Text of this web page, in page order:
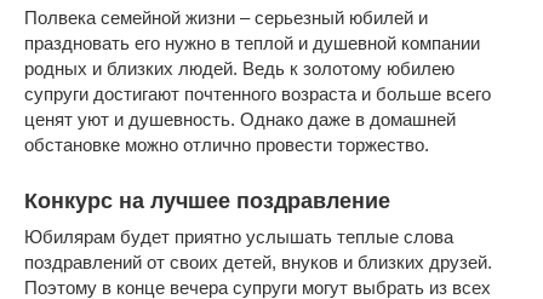
Полвека семейной жизни – серьезный юбилей и
праздновать его нужно в теплой и душевной компании
родных и близких людей. Ведь к золотому юбилею
супруги достигают почтенного возраста и больше всего
ценят уют и душевность. Однако даже в домашней
обстановке можно отлично провести торжество.
Конкурс на лучшее поздравление
Юбилярам будет приятно услышать теплые слова
поздравлений от своих детей, внуков и близких друзей.
Поэтому в конце вечера супруги могут выбрать из всех